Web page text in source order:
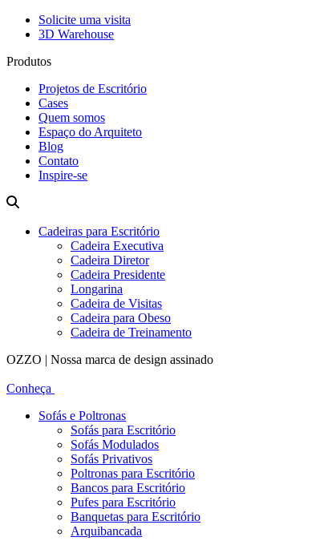
Solicite uma visita
3D Warehouse
Produtos
Projetos de Escritório
Cases
Quem somos
Espaço do Arquiteto
Blog
Contato
Inspire-se
Cadeiras para Escritório
Cadeira Executiva
Cadeira Diretor
Cadeira Presidente
Longarina
Cadeira de Visitas
Cadeira para Obeso
Cadeira de Treinamento
OZZO | Nossa marca de design assinado
Conheça
Sofás e Poltronas
Sofás para Escritório
Sofás Modulados
Sofás Privativos
Poltronas para Escritório
Bancos para Escritório
Pufes para Escritório
Banquetas para Escritório
Arquibancada